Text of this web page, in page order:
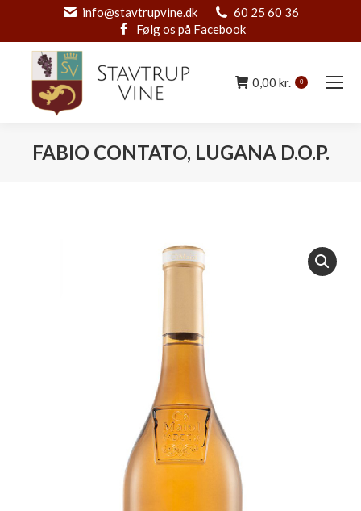
info@stavtrupvine.dk
60 25 60 36
Følg os på Facebook
0,00 kr. 0
FABIO CONTATO, LUGANA D.O.P.